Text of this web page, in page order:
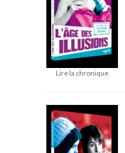
Lire la chronique